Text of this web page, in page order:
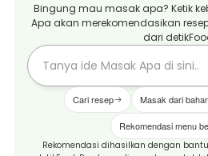
Bingung mau masak apa? Ketik
Apa akan merekomendasikan
dari
Cari resep Masak dari
Rekomendasi menu
Rekomendasi dihasilkan dengan